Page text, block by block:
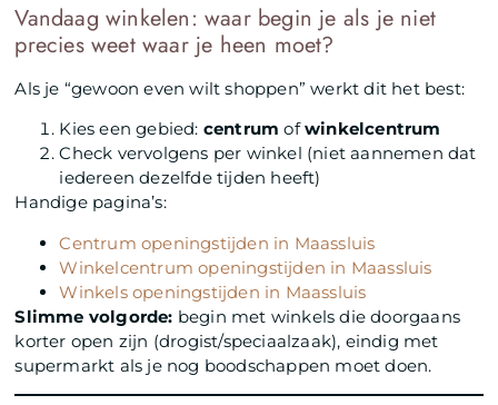
Vandaag winkelen: waar begin je als je niet
precies weet waar je heen moet?
Als je “gewoon even wilt shoppen” werkt dit het best:
Kies een gebied: centrum ofwinkelcentrum
Check vervolgens per winkel (niet aannemen dat
iedereen dezelfde tijden heeft)
Handige pagina’s:
Centrum openingstijden in Maassluis
Winkelcentrum openingstijden in Maassluis
Winkels openingstijden in Maassluis
Slimme volgorde: begin met winkels die doorgaans
korter open zijn (drogist/speciaalzaak), eindig met
supermarkt als je nog boodschappen moet doen.